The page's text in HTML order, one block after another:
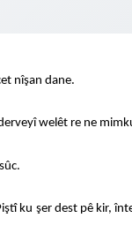
nîşan dane.
welêt re ne
ku şer dest pê kir,